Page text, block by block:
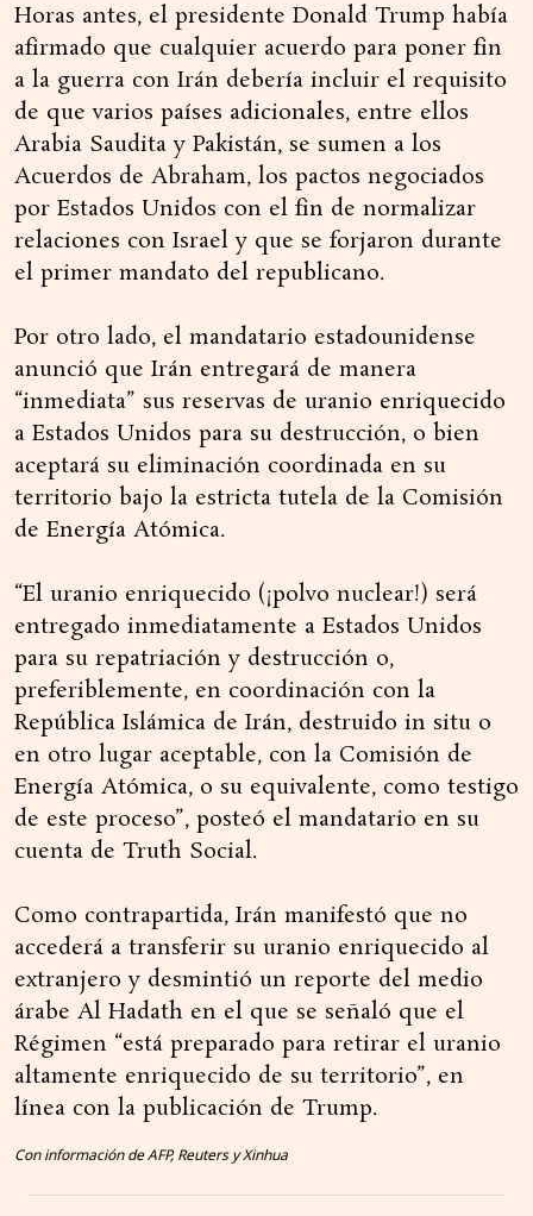
Horas antes, el presidente Donald Trump había
afirmado que cualquier acuerdo para poner fin
a la guerra con Irán debería incluir el requisito
de que varios países adicionales, entre ellos
Arabia Saudita y Pakistán, se sumen a los
Acuerdos de Abraham, los pactos negociados
por Estados Unidos con el fin de normalizar
relaciones con Israel y que se forjaron durante
el primer mandato del republicano.
Por otro lado, el mandatario estadounidense
anunció que Irán entregará de manera
“inmediata” sus reservas de uranio enriquecido
a Estados Unidos para su destrucción, o bien
aceptará su eliminación coordinada en su
territorio bajo la estricta tutela de la Comisión
de Energía Atómica.
“El uranio enriquecido (¡polvo nuclear!) será
entregado inmediatamente a Estados Unidos
para su repatriación y destrucción o,
preferiblemente, en coordinación con la
República Islámica de Irán, destruido in situ o
en otro lugar aceptable, con la Comisión de
Energía Atómica, o su equivalente, como testigo
de este proceso”, posteó el mandatario en su
cuenta de Truth Social.
Como contrapartida, Irán manifestó que no
accederá a transferir su uranio enriquecido al
extranjero y desmintió un reporte del medio
árabe Al Hadath en el que se señaló que el
Régimen “está preparado para retirar el uranio
altamente enriquecido de su territorio”, en
línea con la publicación de Trump.
Con información de AFP, Reuters y Xinhua